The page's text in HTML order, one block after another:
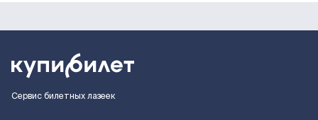
Сервис билетных лазеек